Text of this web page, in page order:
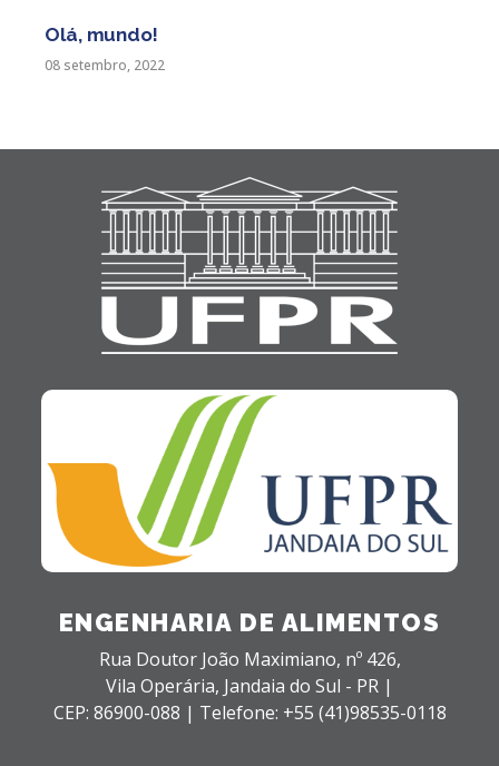
Olá, mundo!
08 setembro, 2022
ENGENHARIA DE ALIMENTOS
Rua Doutor João Maximiano, nº 426,
Vila Operária, Jandaia do Sul - PR |
CEP: 86900-088 | Telefone: +55 (41)98535-0118